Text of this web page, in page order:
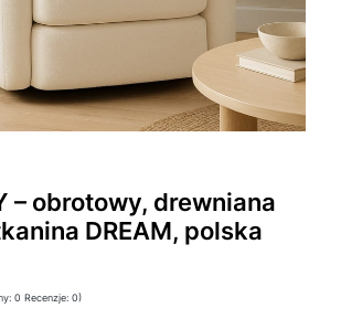
– obrotowy, drewniana
DREAM, polska
0 Recenzje: 0)